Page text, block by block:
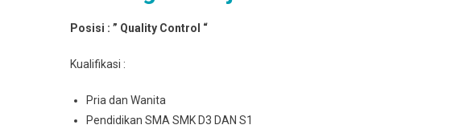
Posisi : ” Quality Control “
Kualifikasi :
Pria dan Wanita
Pendidikan SMA SMK D3 DAN S1